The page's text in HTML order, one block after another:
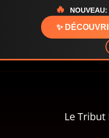
🔥 NOUVEAU:
✨
Le